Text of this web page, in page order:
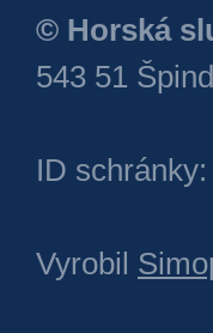
© Horská
543 51
ID
Vyrobil